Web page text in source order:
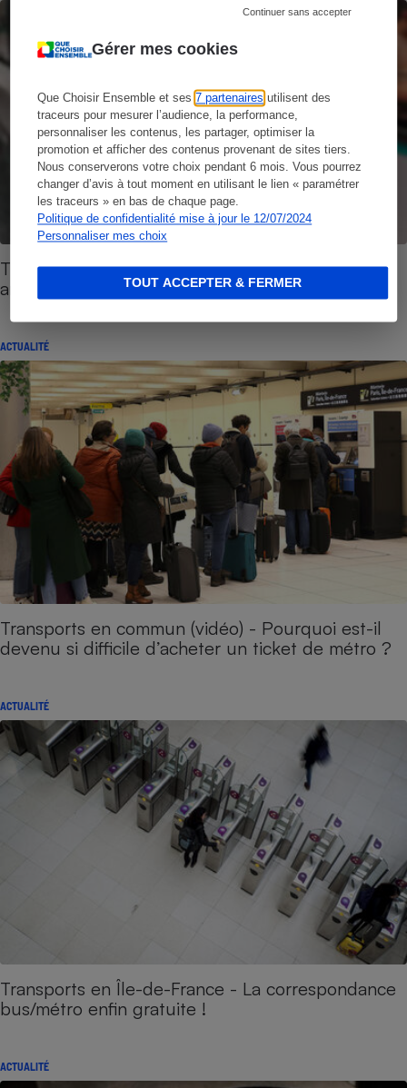
Gérer mes cookies
Que Choisir Ensemble et ses7 partenaires utilisent des
traceurs pour mesurer l’audience, la performance,
personnaliser les contenus, les partager, optimiser la
promotion et afficher des contenus provenant de sites tiers.
Nous conserverons votre choix pendant 6 mois. Vous pourrez
changer d’avis à tout moment en utilisant le lien « paramétrer
les traceurs » en bas de chaque page.
Politique de confidentialité mise à jour le 12/07/2024
Personnaliser mes choix
Continuer sans accepter
TOUT ACCEPTER & FERMER
Transports en Île-de-France - Que faire de ses
anciens tickets de métro ?
ACTUALITÉ
Transports en commun (vidéo) - Pourquoi est-il
devenu si difficile d’acheter un ticket de métro ?
ACTUALITÉ
Transports en Île-de-France - La correspondance
bus/métro enfin gratuite !
ACTUALITÉ